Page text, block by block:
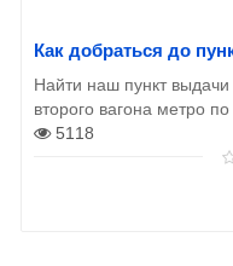
Как добраться до
Найти наш пункт
второго вагона метро
5118